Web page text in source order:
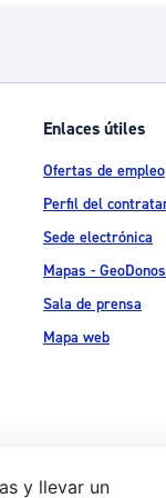
Enlaces útiles
Ofertas de empleo
Perfil del
Sede electrónica
Mapas -
Sala de prensa
Mapa web
y llevar un